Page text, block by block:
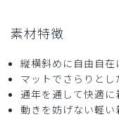
商品：716レディー
役に立った 0
素材特徴
縦横斜めに自由自
マットでさらりとし
通年を通して快適に
動きを妨げない軽い